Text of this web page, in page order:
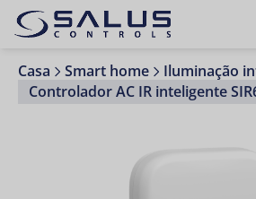
Casa Smart home
Iluminação
Controlador AC IR inteligente